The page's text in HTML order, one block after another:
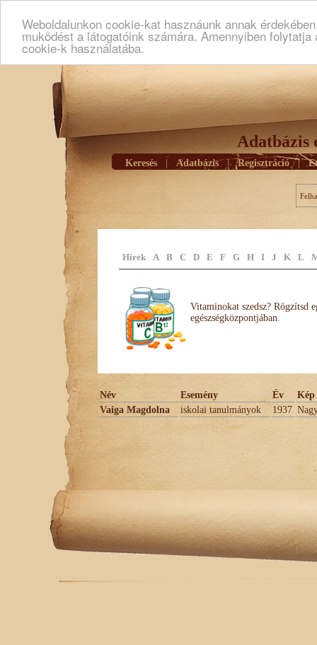
Weboldalunkon cookie-kat hasznáunk annak
muködést a látogatóink számára. Amennyiben
cookie-k használatába.
Adatbázis
Keresés Adatbázis | Regisztráció |
Hírek A B C D E F G H I J K L
Vitaminokat szedsz? Rögzítsd
egészségközpontjában.
Név Esemény Év
Kép
Vaiga Magdolna
iskolai tanulmányok 1937